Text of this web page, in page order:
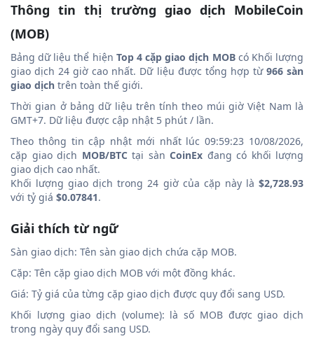
Thông tin thị trường giao dịch MobileCoin
(MOB)
Bảng dữ liệu thể hiện Top 4 cặp giao dịch MOBcó Khối lượng
giao dịch 24 giờ cao nhất. Dữ liệu được tổng hợp từ 966 sàn
giao dịch trên toàn thế giới.
Thời gian ở bảng dữ liệu trên tính theo múi giờ Việt Nam là
GMT+7. Dữ liệu được cập nhật 5 phút / lần.
Theo thông tin cập nhật mới nhất lúc 09:59:23 10/08/2026,
cặp giao dịch MOB/BTC tại sàn CoinEx đang có khối lượng
giao dịch cao nhất.
Khối lượng giao dịch trong 24 giờ của cặp này là $2,728.93
với tỷ giá $0.07841.
Giải thích từ ngữ
Sàn giao dịch: Tên sàn giao dịch chứa cặp MOB.
Cặp: Tên cặp giao dịch MOB với một đồng khác.
Giá: Tỷ giá của từng cặp giao dịch được quy đổi sang USD.
Khối lượng giao dịch (volume): là số MOB được giao dịch
trong ngày quy đổi sang USD.